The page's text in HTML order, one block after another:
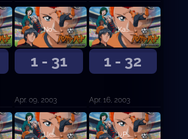
1 - 31
No me siento emocionado en absoluto
Apr. 09, 2003
1 - 32
Kanou Kyosuke ... ¡No te lo perdonaré!
Apr. 16, 2003
Llegaste 10 años demasiado temprano ... ¡Cabeza de nido de pájaro! ¡¿Por qué esto también tuvo que pasarle a Kyosuke-kun!